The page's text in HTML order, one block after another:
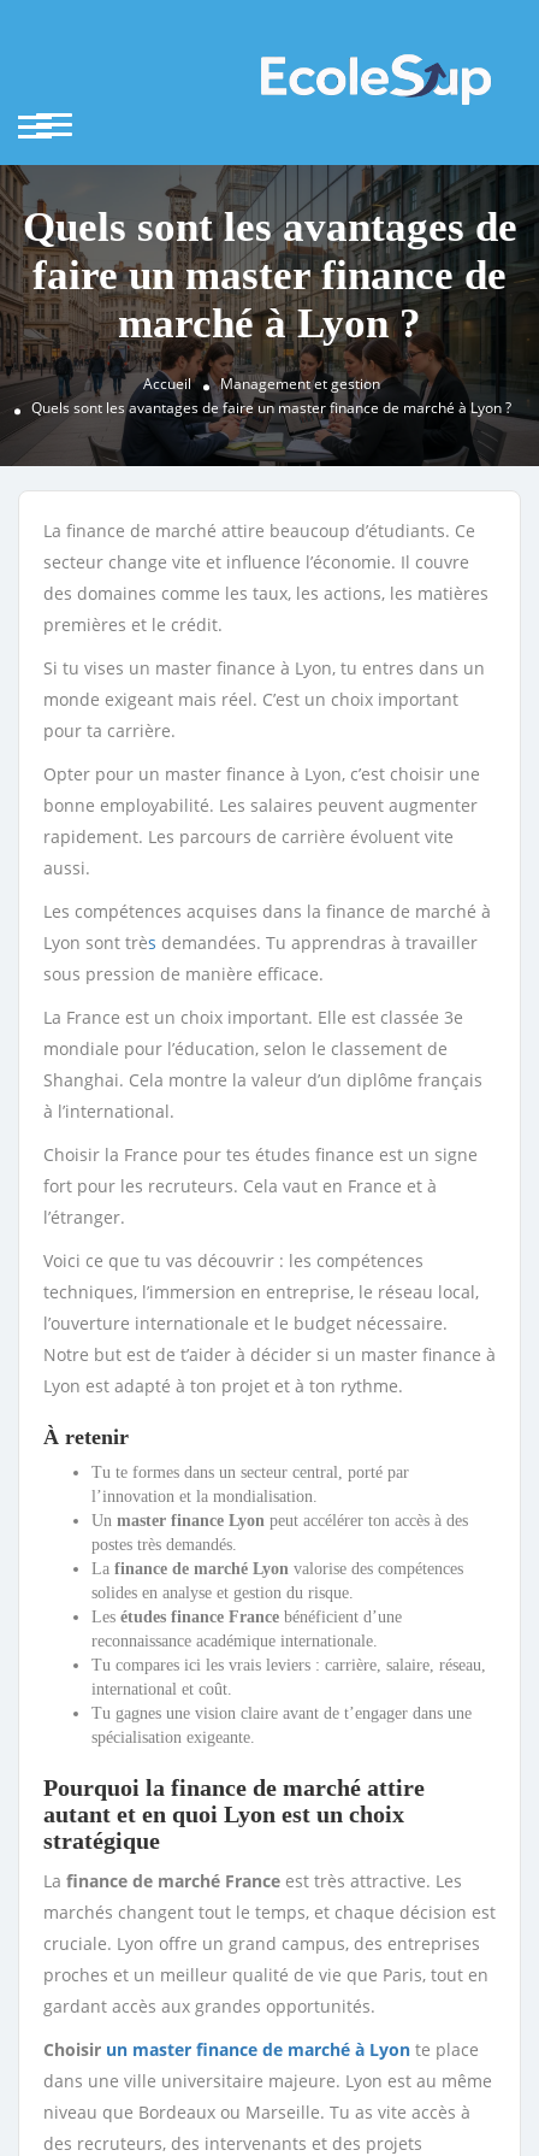
Quels sont les avantages de
faire un master finance de
marché à Lyon ?
Accueil
Management et gestion
Quels sont les avantages de faire un master finance de marché à Lyon ?
La finance de marché attire beaucoup d’étudiants. Ce
secteur change vite et influence l’économie. Il couvre
des domaines comme les taux, les actions, les matières
premières et le crédit.
Si tu vises un master finance à Lyon, tu entres dans un
monde exigeant mais réel. C’est un choix important
pour ta carrière.
Opter pour un master finance à Lyon, c’est choisir une
bonne employabilité. Les salaires peuvent augmenter
rapidement. Les parcours de carrière évoluent vite
aussi.
Les compétences acquises dans la finance de marché à
Lyon sont très demandées. Tu apprendras à travailler
sous pression de manière efficace.
La France est un choix important. Elle est classée 3e
mondiale pour l’éducation, selon le classement de
Shanghai. Cela montre la valeur d’un diplôme français
à l’international.
Choisir la France pour tes études finance est un signe
fort pour les recruteurs. Cela vaut en France et à
l’étranger.
Voici ce que tu vas découvrir : les compétences
techniques, l’immersion en entreprise, le réseau local,
l’ouverture internationale et le budget nécessaire.
Notre but est de t’aider à décider si un master finance à
Lyon est adapté à ton projet et à ton rythme.
À retenir
Tu te formes dans un secteur central, porté par
l’innovation et la mondialisation.
Un master finance Lyon peut accélérer ton accès à des
postes très demandés.
La finance de marché Lyon valorise des compétences
solides en analyse et gestion du risque.
Les études finance France bénéficient d’une
reconnaissance académique internationale.
Tu compares ici les vrais leviers : carrière, salaire, réseau,
international et coût.
Tu gagnes une vision claire avant de t’engager dans une
spécialisation exigeante.
Pourquoi la finance de marché attire
autant et en quoi Lyon est un choix
stratégique
La finance de marché France est très attractive. Les
marchés changent tout le temps, et chaque décision est
cruciale. Lyon offre un grand campus, des entreprises
proches et un meilleur qualité de vie que Paris, tout en
gardant accès aux grandes opportunités.
Choisir un master finance de marché à Lyon te place
dans une ville universitaire majeure. Lyon est au même
niveau que Bordeaux ou Marseille. Tu as vite accès à
des recruteurs, des intervenants et des projets